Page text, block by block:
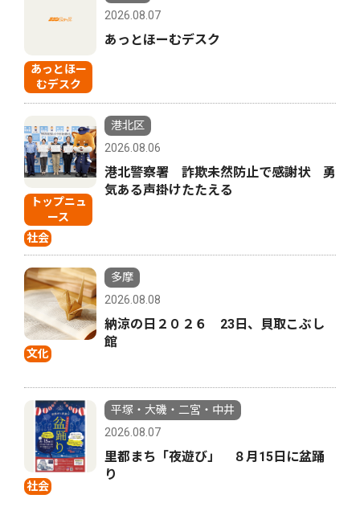
あっとほー
むデスク
2026.08.07
あっとほーむデスク
トップニュ
ース
社会
港北区
2026.08.06
港北警察署 詐欺未然防止で感謝状 勇
気ある声掛けたたえる
文化
多摩
2026.08.08
納涼の日２０２６ 23日、貝取こぶし
館
社会
平塚・大磯・二宮・中井
2026.08.07
里都まち「夜遊び」 ８月15日に盆踊
り